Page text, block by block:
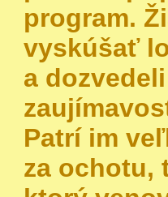
program.
vyskúšať
a
Patrí im
za ochotu,